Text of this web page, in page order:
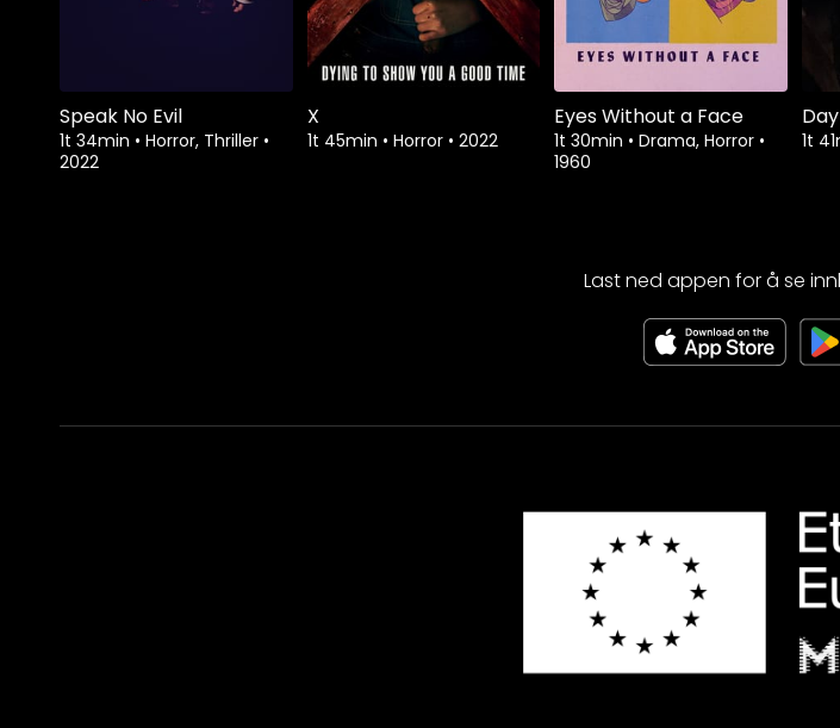
Speak No Evil
1t 34min • Horror, Thriller •
2022
X
1t 45min • Horror • 2022
Eyes Without a Face
1t 30min • Drama, Horror •
1960
1t
Last ned appen for å se